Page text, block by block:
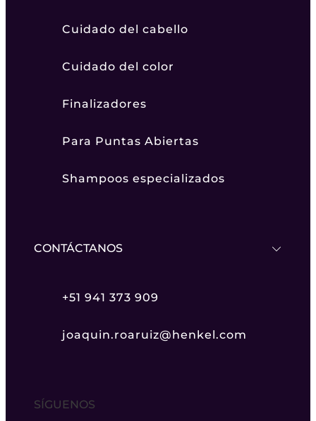
Cuidado del cabello
Cuidado del color
Finalizadores
Para Puntas Abiertas
Shampoos especializados
CONTÁCTANOS
+51 941 373 909
joaquin.roaruiz@henkel.com
SÍGUENOS